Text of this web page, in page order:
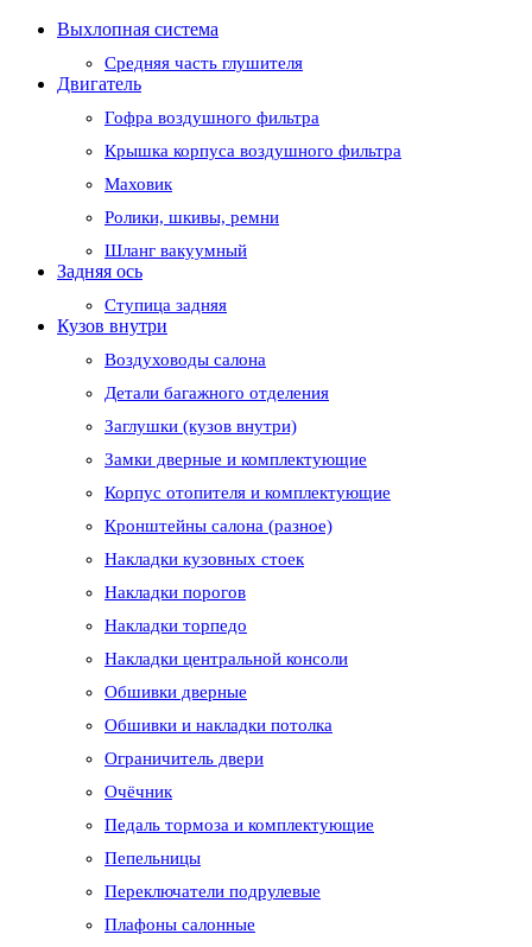
Выхлопная система
Средняя часть глушителя
Двигатель
Гофра воздушного фильтра
Крышка корпуса воздушного фильтра
Маховик
Ролики, шкивы, ремни
Шланг вакуумный
Задняя ось
Ступица задняя
Кузов внутри
Воздуховоды салона
Детали багажного отделения
Заглушки (кузов внутри)
Замки дверные и комплектующие
Корпус отопителя и комплектующие
Кронштейны салона (разное)
Накладки кузовных стоек
Накладки порогов
Накладки торпедо
Накладки центральной консоли
Обшивки дверные
Обшивки и накладки потолка
Ограничитель двери
Очёчник
Педаль тормоза и комплектующие
Пепельницы
Переключатели подрулевые
Плафоны салонные